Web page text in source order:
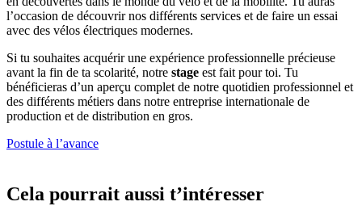
l’occasion de découvrir nos différents services et de faire un essai
avec des vélos électriques modernes.
Si tu souhaites acquérir une expérience professionnelle précieuse
avant la fin de ta scolarité, notre stage est fait pour toi. Tu
bénéficieras d’un aperçu complet de notre quotidien professionnel et
des différents métiers dans notre entreprise internationale de
production et de distribution en gros.
Postule à l’avance
Cela pourrait aussi t’intéresser